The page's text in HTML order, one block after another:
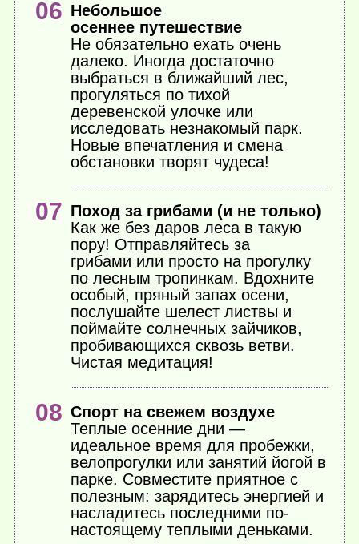
Небольшое
осеннее путешествие
Не обязательно ехать очень
далеко. Иногда достаточно
выбраться в ближайший лес,
прогуляться по тихой
деревенской улочке или
исследовать незнакомый парк.
Новые впечатления и смена
обстановки творят чудеса!
Поход за грибами (и не только)
Как же без даров леса в такую
пору! Отправляйтесь за
грибами или просто на прогулку
по лесным тропинкам. Вдохните
особый, пряный запах осени,
послушайте шелест листвы и
поймайте солнечных зайчиков,
пробивающихся сквозь ветви.
Чистая медитация!
Спорт на свежем воздухе
Теплые осенние дни —
идеальное время для пробежки,
велопрогулки или занятий йогой в
парке. Совместите приятное с
полезным: зарядитесь энергией и
насладитесь последними по-
настоящему теплыми деньками.